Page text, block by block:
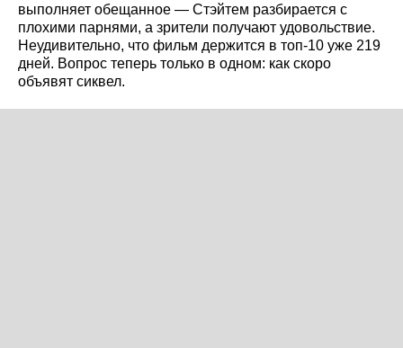
выполняет обещанное — Стэйтем разбирается с
плохими парнями, а зрители получают удовольствие.
Неудивительно, что фильм держится в топ‑10 уже 219
дней. Вопрос теперь только в одном: как скоро
объявят сиквел.